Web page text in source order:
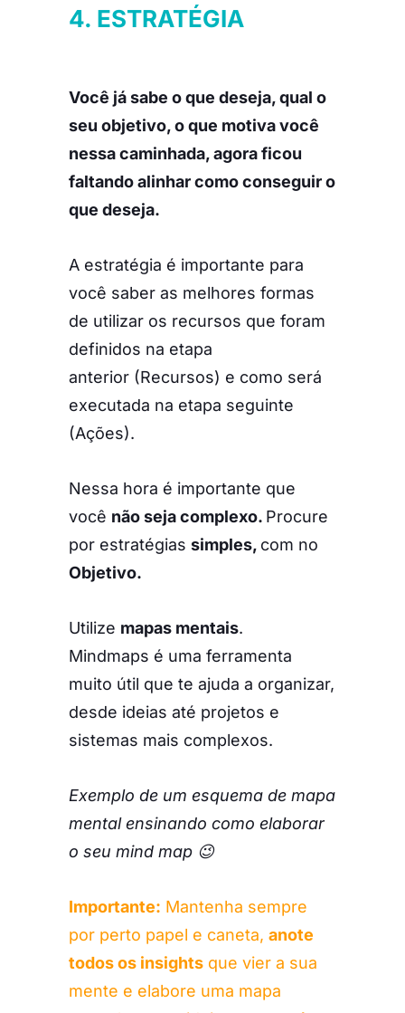
4. ESTRATÉGIA
Você já sabe o que deseja, qual o
seu objetivo, o que motiva você
nessa caminhada, agora ficou
faltando alinhar como conseguir o
que deseja.
A estratégia é importante para
você saber as melhores formas
de utilizar os recursos que foram
definidos na etapa
anterior (Recursos) e como será
executada na etapa seguinte
(Ações).
Nessa hora é importante que
você não seja complexo. Procure
por estratégias simples, com no
Objetivo.
Utilize mapas mentais.
Mindmaps é uma ferramenta
muito útil que te ajuda a organizar,
desde ideias até projetos e
sistemas mais complexos.
Exemplo de um esquema de mapa
mental ensinando como elaborar
o seu mind map 😉
Importante: Mantenha sempre
por perto papel e caneta, anote
todos os insightsque vier a sua
mente e elabore uma mapa